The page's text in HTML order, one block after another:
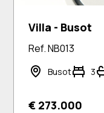
Villa - Busot
Ref. NB013
Busot 3
€ 273.000